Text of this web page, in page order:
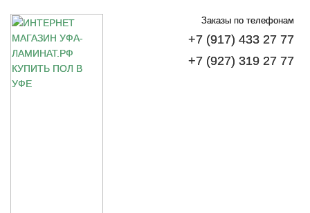
Заказы по телефонам
+7 (917) 433 27 77
+7 (927) 319 27 77